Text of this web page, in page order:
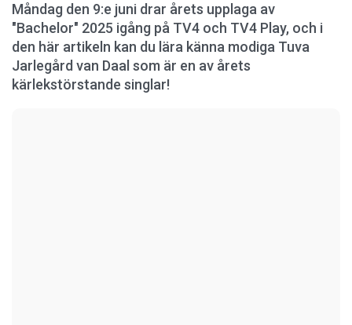
Måndag den 9:e juni drar årets upplaga av
"Bachelor" 2025 igång på TV4 och TV4 Play, och i
den här artikeln kan du lära känna modiga Tuva
Jarlegård van Daal som är en av årets
kärlekstörstande singlar!